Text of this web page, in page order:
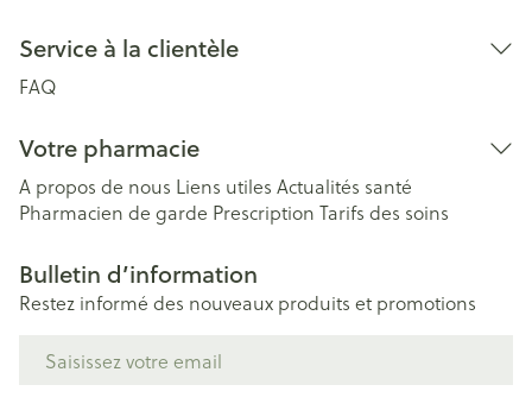
Service à la clientèle
FAQ
Votre pharmacie
A propos de nous Liens utiles Actualités santé
Pharmacien de garde Prescription Tarifs des soins
Bulletin d’information
Restez informé des nouveaux produits et promotions